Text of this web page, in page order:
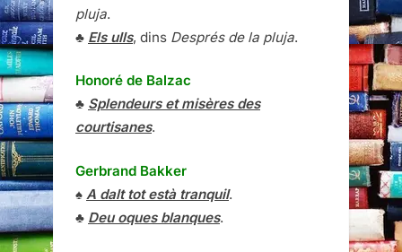
pluja.
♣ Els ulls, dins Després de la pluja.
Honoré de Balzac
♣ Splendeurs et misères des
courtisanes.
Gerbrand Bakker
♠ A dalt tot està tranquil.
♣ Deu oques blanques.